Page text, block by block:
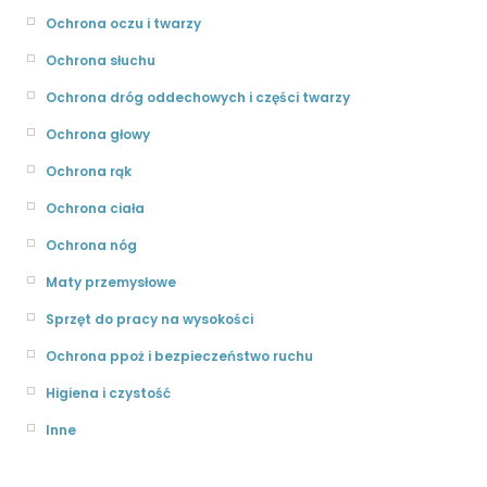
Ochrona oczu i twarzy
Ochrona słuchu
Ochrona dróg oddechowych i części twarzy
Ochrona głowy
Ochrona rąk
Ochrona ciała
Ochrona nóg
Maty przemysłowe
Sprzęt do pracy na wysokości
Ochrona ppoż i bezpieczeństwo ruchu
Higiena i czystość
Inne